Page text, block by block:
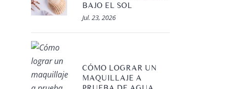
BAJO EL SOL
Jul. 23, 2026
CÓMO LOGRAR UN
MAQUILLAJE A